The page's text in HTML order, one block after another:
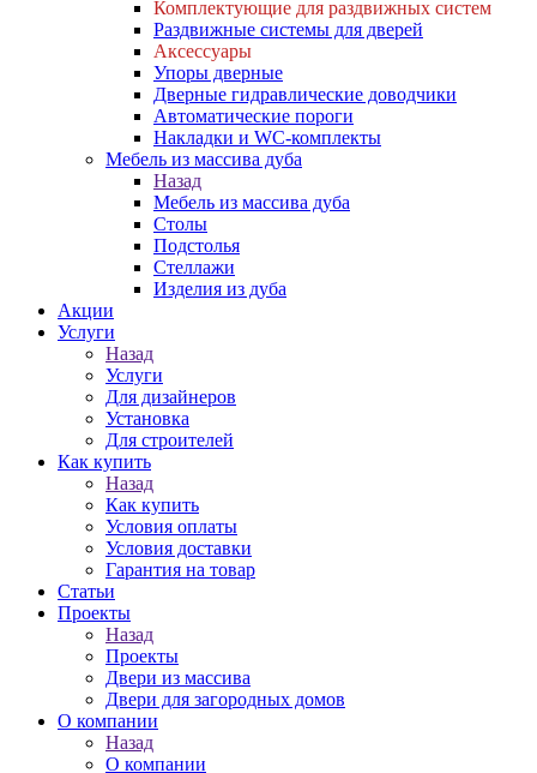
Комплектующие для раздвижных систем
Раздвижные системы для дверей
Аксессуары
Упоры дверные
Дверные гидравлические доводчики
Автоматические пороги
Накладки и WC-комплекты
Мебель из массива дуба
Назад
Мебель из массива дуба
Столы
Подстолья
Стеллажи
Изделия из дуба
Акции
Услуги
Назад
Услуги
Для дизайнеров
Установка
Для строителей
Как купить
Назад
Как купить
Условия оплаты
Условия доставки
Гарантия на товар
Статьи
Проекты
Назад
Проекты
Двери из массива
Двери для загородных домов
О компании
Назад
О компании